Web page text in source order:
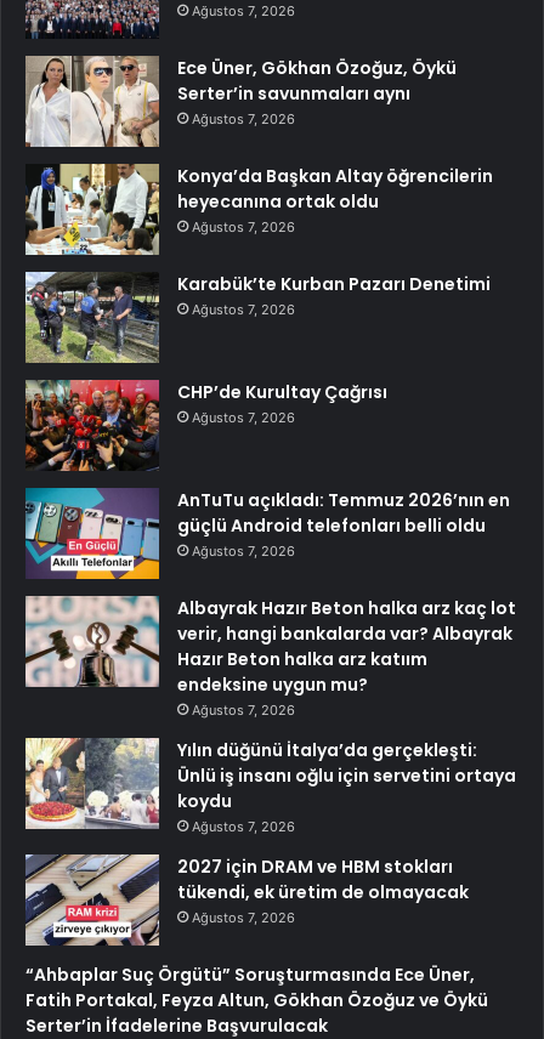
Ağustos 7, 2026
Ece Üner, Gökhan Özoğuz, Öykü
Serter’in savunmaları aynı
Ağustos 7, 2026
Konya’da Başkan Altay öğrencilerin
heyecanına ortak oldu
Ağustos 7, 2026
Karabük’te Kurban Pazarı Denetimi
Ağustos 7, 2026
CHP’de Kurultay Çağrısı
Ağustos 7, 2026
AnTuTu açıkladı: Temmuz 2026’nın en
güçlü Android telefonları belli oldu
Ağustos 7, 2026
Albayrak Hazır Beton halka arz kaç lot
verir, hangi bankalarda var? Albayrak
Hazır Beton halka arz katıım
endeksine uygun mu?
Ağustos 7, 2026
Yılın düğünü İtalya’da gerçekleşti:
Ünlü iş insanı oğlu için servetini ortaya
koydu
Ağustos 7, 2026
2027 için DRAM ve HBM stokları
tükendi, ek üretim de olmayacak
Ağustos 7, 2026
“Ahbaplar Suç Örgütü” Soruşturmasında Ece Üner,
Fatih Portakal, Feyza Altun, Gökhan Özoğuz ve Öykü
Serter’in İfadelerine Başvurulacak